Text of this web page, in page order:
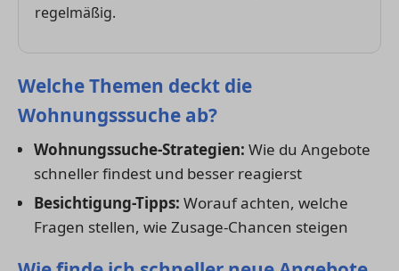
regelmäßig.
Welche Themen deckt die
Wohnungsssuche ab?
Wohnungssuche-Strategien: Wie du Angebote
schneller findest und besser reagierst
Besichtigung-Tipps: Worauf achten, welche
Fragen stellen, wie Zusage-Chancen steigen